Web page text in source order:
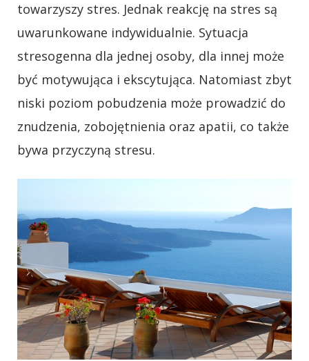
towarzyszy stres. Jednak reakcję na stres są
uwarunkowane indywidualnie. Sytuacja
stresogenna dla jednej osoby, dla innej może
być motywująca i ekscytująca. Natomiast zbyt
niski poziom pobudzenia może prowadzić do
znudzenia, zobojętnienia oraz apatii, co także
bywa przyczyną stresu.